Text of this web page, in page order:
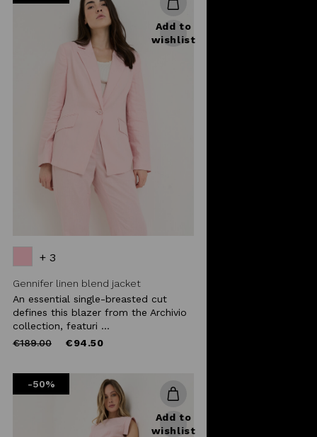
Add to
wishlist
+ 3
Gennifer linen blend jacket
An essential single-breasted cut
defines this blazer from the Archivio
collection, featuri ...
Price
€189.00to €94.50
-50%
Add to
wishlist